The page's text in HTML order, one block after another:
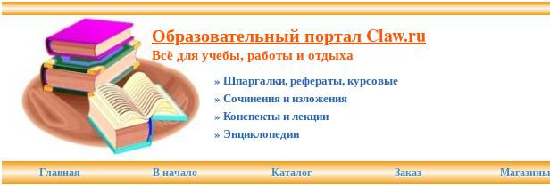
Образовательный портал Claw.ru
Всё для учебы, работы и отдыха
» Шпаргалки, рефераты, курсовые
» Сочинения и изложения
» Конспекты и лекции
» Энциклопедии
Главная В начало Каталог Заказ Магазины